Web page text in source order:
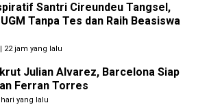
Santri Cireundeu Tangsel,
Tanpa Tes dan Raih Beasiswa
| 22 jam yang lalu
Julian Alvarez, Barcelona Siap
Ferran Torres
yang lalu